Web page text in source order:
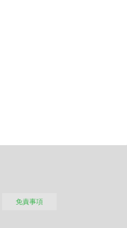
免責事項